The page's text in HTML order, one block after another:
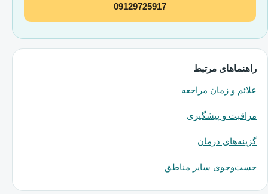
09129725917
راهنماهای مرتبط
علائم و زمان مراجعه
مراقبت و پیشگیری
گزینه‌های درمان
جست‌وجوی سایر مناطق